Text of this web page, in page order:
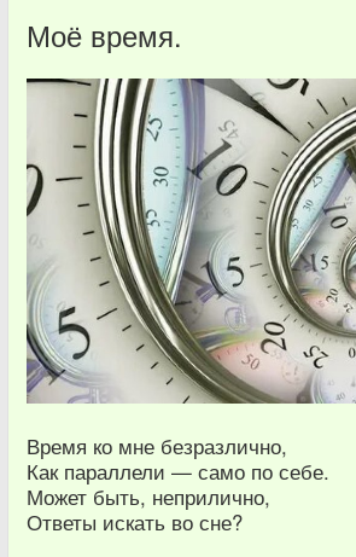
Моё время.
Время ко мне безразлично,
Как параллели — само по себе.
Может быть, неприлично,
Ответы искать во сне?